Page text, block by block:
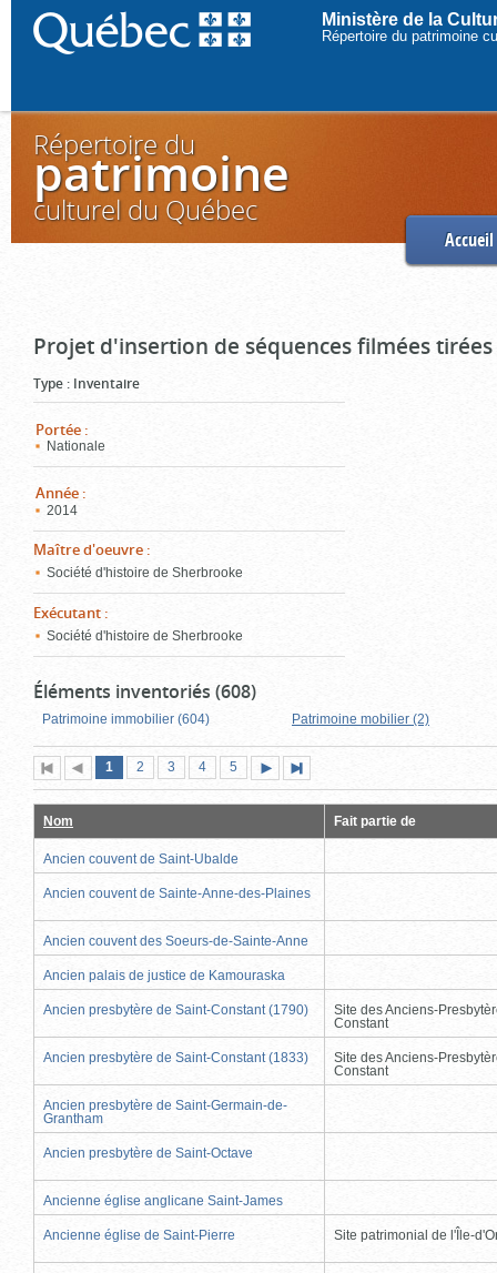
Ministère de la
Répertoire du patrimoine
Répertoire du
patrimoine
culturel du Québec
Accueil
Projet d'insertion de séquences filmées
Type : Inventaire
Portée :
Nationale
Année :
2014
Maître d'oeuvre :
Société d'histoire de Sherbrooke
Exécutant :
Société d'histoire de Sherbrooke
Éléments inventoriés (608)
Patrimoine immobilier (604) Patrimoine mobilier (2)
Première
page
Page
précédente
Page
1 (page
actuelle)
Page
2 Page
3 Page
4 Page
5
suivante
page
Nom Fait partie de
Ancien couvent de Saint-Ubalde
Ancien couvent de Sainte-Anne-des-Plaines
Ancien couvent des Soeurs-de-Sainte-Anne
Ancien palais de justice de Kamouraska
Ancien presbytère de Saint-Constant (1790)
Site des Anciens-
Constant
Ancien presbytère de Saint-Constant (1833)
Site des Anciens-
Constant
Ancien presbytère de Saint-Germain-de-
Grantham
Ancien presbytère de Saint-Octave
Ancienne église anglicane Saint-James
Ancienne église de Saint-Pierre Site patrimonial de l'Île-